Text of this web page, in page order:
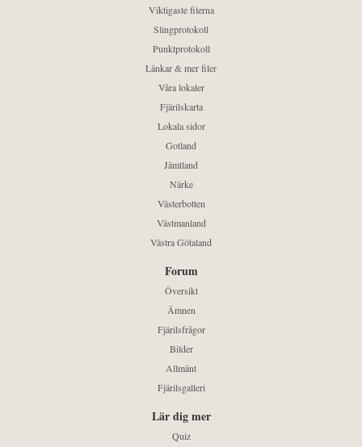
Viktigaste filerna
Slingprotokoll
Punktprotokoll
Länkar & mer filer
Våra lokaler
Fjärilskarta
Lokala sidor
Gotland
Jämtland
Närke
Västerbotten
Västmanland
Västra Götaland
Forum
Översikt
Ämnen
Fjärilsfrågor
Bilder
Allmänt
Fjärilsgalleri
Lär dig mer
Quiz